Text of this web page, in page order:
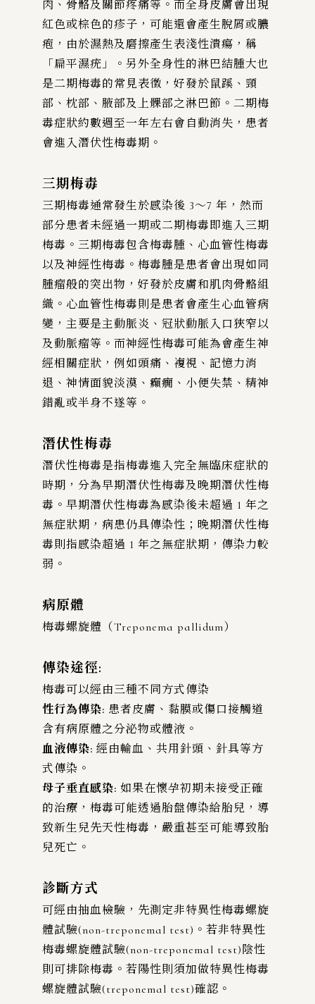
肉、骨骼及關節疼痛等。而全身皮膚會出現
紅色或棕色的疹子，可能還會產生脫屑或膿
疱，由於濕熱及磨擦產生表淺性潰瘍，稱
「扁平濕疣」。另外全身性的淋巴結腫大也
是二期梅毒的常見表徵，好發於鼠蹊、頸
部、枕部、腋部及上髁部之淋巴節。二期梅
毒症狀約數週至一年左右會自動消失，患者
會進入潛伏性梅毒期。
三期梅毒
三期梅毒通常發生於感染後 3～7 年，然而
部分患者未經過一期或二期梅毒即進入三期
梅毒。三期梅毒包含梅毒腫、心血管性梅毒
以及神經性梅毒。梅毒腫是患者會出現如同
腫瘤般的突出物，好發於皮膚和肌肉骨骼組
織。心血管性梅毒則是患者會產生心血管病
變，主要是主動脈炎、冠狀動脈入口狹窄以
及動脈瘤等。而神經性梅毒可能為會產生神
經相關症狀，例如頭痛、複視、記憶力消
退、神情面貌淡漠、癲癇、小便失禁、精神
錯亂或半身不遂等。
潛伏性梅毒
潛伏性梅毒是指梅毒進入完全無臨床症狀的
時期，分為早期潛伏性梅毒及晚期潛伏性梅
毒。早期潛伏性梅毒為感染後未超過 1 年之
無症狀期，病患仍具傳染性；晚期潛伏性梅
毒則指感染超過 1 年之無症狀期，傳染力較
弱。
病原體
梅毒螺旋體（Treponema pallidum）
傳染途徑:
梅毒可以經由三種不同方式傳染
性行為傳染: 患者皮膚、黏膜或傷口接觸道
含有病原體之分泌物或體液。
血液傳染: 經由輸血、共用針頭、針具等方
式傳染。
母子垂直感染: 如果在懷孕初期未接受正確
的治療，梅毒可能透過胎盤傳染給胎兒，導
致新生兒先天性梅毒，嚴重甚至可能導致胎
兒死亡。
診斷方式
可經由抽血檢驗，先測定非特異性梅毒螺旋
體試驗(non-treponemal test)。若非特異性
梅毒螺旋體試驗(non-treponemal test)陰性
則可排除梅毒。若陽性則須加做特異性梅毒
螺旋體試驗(treponemal test)確認。